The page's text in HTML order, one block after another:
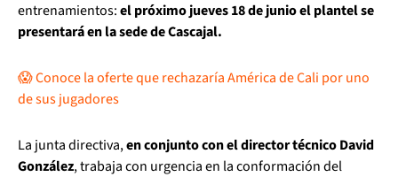
entrenamientos:el próximo jueves 18 de junio el plantel se
presentará en la sede de Cascajal.
😱 Conoce la oferte que rechazaría América de Cali por uno
de sus jugadores
La junta directiva,en conjunto con el director técnico David
González, trabaja con urgencia en la conformación del